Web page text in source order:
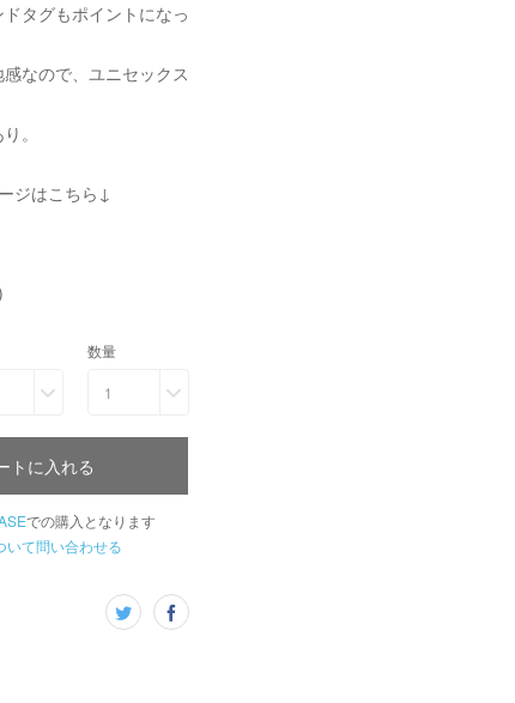
タグもポイントになっ
なので、ユニセックス
。
ジはこちら↓
数量
1
トに入れる
での購入となります
いて問い合わせる